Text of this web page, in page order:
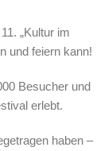
„Kultur im
und feiern kann!
Besucher und
erlebt.
haben –